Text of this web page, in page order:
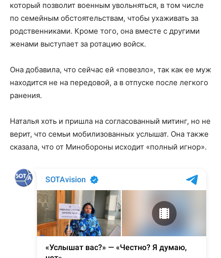
который позволит военным увольняться, в том числе
по семейным обстоятельствам, чтобы ухаживать за
родственниками. Кроме того, она вместе с другими
женами выступает за ротацию войск.
Она добавила, что сейчас ей «повезло», так как ее муж
находится не на передовой, а в отпуске после легкого
ранения.
Наталья хоть и пришла на согласованный митинг, но не
верит, что семьи мобилизованных услышат. Она также
сказала, что от Минобороны исходит «полный игнор».